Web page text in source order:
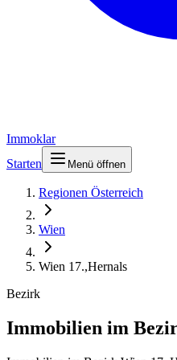
Immoklar
Starten
Menü öffnen
Regionen Österreich
Wien
Wien 17.,Hernals
Bezirk
Immobilien im